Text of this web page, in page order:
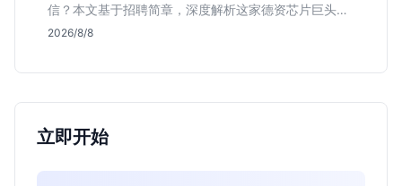
信？本文基于招聘简章，深度解析这家德资芯片巨头的
行业地位、校招真实门槛及投递策略，助你判断是否值
2026/8/8
立即开始